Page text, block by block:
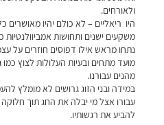
ולאורחים.
היו ריאליים – לא כולם יהיו מאושרים
משקעים ישנים ותחושות אמביוולנטיות
נתחו מראש אילו דפוסים חוזרים על
מועד מתחים ובעיות העלולות לצוץ כמו
מהנים עבורנו.
במידה ובני הזוג גרושים לא מומלץ
עבורו אצל מי יבלה את החג תוך
להביע את רגשותיו.